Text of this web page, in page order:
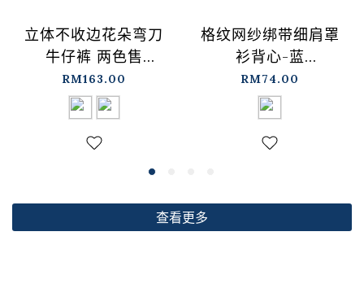
立体不收边花朵弯刀
牛仔裤 两色售
S/M/L【04011891】
现+预
RM163.00
格纹网纱绑带细肩罩
衫背心-蓝
【01099697】现+预
RM74.00
查看更多